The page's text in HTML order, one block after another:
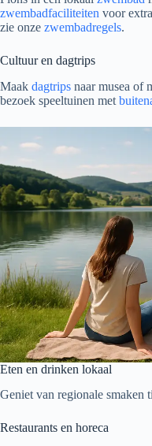
zwembadfaciliteiten voor
zie onze zwembadregels.
Cultuur en dagtrips
Maak dagtrips naar musea of
bezoek speeltuinen met
Eten en drinken lokaal
Geniet van regionale smaken
Restaurants en horeca